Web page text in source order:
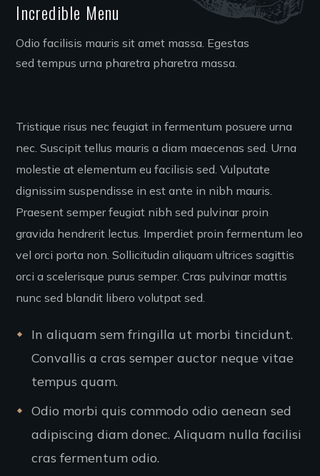
Incredible Menu
Odio facilisis mauris sit amet massa. Egestas
sed tempus urna pharetra pharetra massa.
Tristique risus nec feugiat in fermentum posuere urna
nec. Suscipit tellus mauris a diam maecenas sed. Urna
molestie at elementum eu facilisis sed. Vulputate
dignissim suspendisse in est ante in nibh mauris.
Praesent semper feugiat nibh sed pulvinar proin
gravida hendrerit lectus. Imperdiet proin fermentum leo
vel orci porta non. Sollicitudin aliquam ultrices sagittis
orci a scelerisque purus semper. Cras pulvinar mattis
nunc sed blandit libero volutpat sed.
In aliquam sem fringilla ut morbi tincidunt.
Convallis a cras semper auctor neque vitae
tempus quam.
Odio morbi quis commodo odio aenean sed
adipiscing diam donec. Aliquam nulla facilisi
cras fermentum odio.